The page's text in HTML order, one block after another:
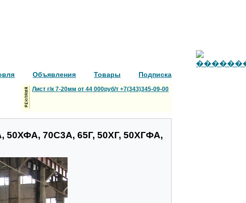
Объявления Товары Подписка
Лист г/к 7-20мм от 44 000руб/т +7(343)345-09-00
70С3А, 65Г, 50ХГ, 50ХГФА,